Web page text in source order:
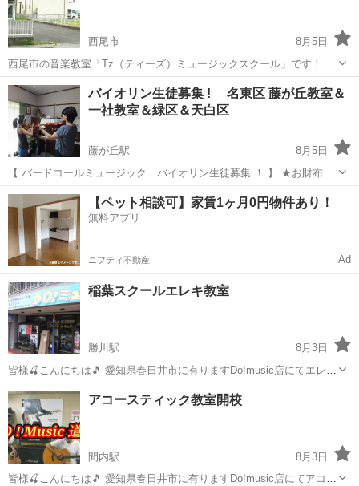
か知りたい ・詳しいレッス...
西尾市
8月5日
西尾市の音楽教室「Tz（ティーズ）ミュージックスクール」です！ ピ
アノ・サックスをはじめ、ギター・ベース・ドラム・ボーカル・ウク
レレなどに興味のある皆様！ 老若男女問わずお問い合わせをお待ちし
ております。 ...
愛知 西尾市 ギター 音楽教室
バイオリン生徒募集 ! 名東区 藤が丘教室＆
一社教室＆緑区＆天白区
藤が丘駅
8月5日
【 バードコールミュージック バイオリン生徒募集 ！ 】 ★お財布に
やさしい、レッスン代！！ お子様限定の出張レッスンも可能です。名
古屋市近隣もＯＫ！ ヴァイオリンをはじめてみませんか？ ...
愛知 名古屋市 藤が丘駅 バイオリン 能力
【ペット相談可】家賃1ヶ月0円物件あり！
無料アプリ
ニフティ不動産 Ad
稲葉スクールエレキ教室
勝川駅
8月3日
皆様🍒こんにちは🎵 愛知県春日井市に有りますDo!music店にてエレキ
ギター教室のお知らせです👍️生徒さん募集中です😃曜日や時間帯は先
生との相談になります😋残り1枠になりました🎸 稲葉先生による理論
やリズム、楽譜読解力...
愛知 春日井市 ギター エレキギター
アコースティック教室開校
間内駅
8月3日
皆様🍒こんにちは🎵 愛知県春日井市に有りますDo!music店にてアコー